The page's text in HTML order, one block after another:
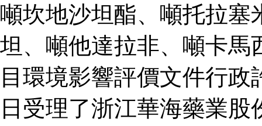
噸坎地沙坦酯、噸托拉塞
坦、噸他達拉非、噸卡馬
目環境影響評價文件行
日受理了浙江華海藥業